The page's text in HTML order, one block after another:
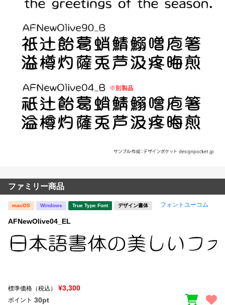
ファミリー商品
macOS Windows True Type Font デザイン書体 フォントユーコム
AFNewOlive04_EL
標準価格（税込） ¥3,300
ポイント 30pt